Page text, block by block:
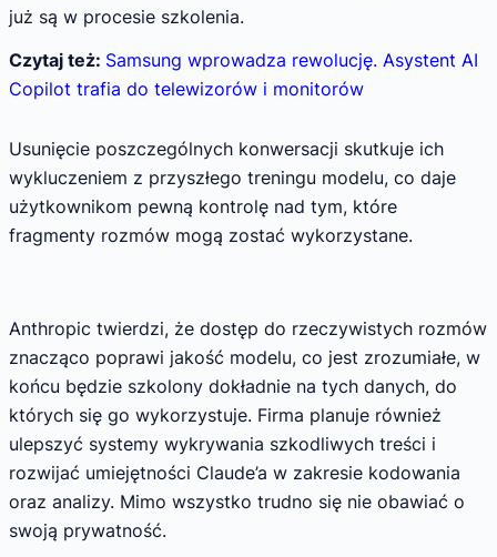
już są w procesie szkolenia.
Czytaj też: Samsung wprowadza rewolucję. Asystent AI
Copilot trafia do telewizorów i monitorów
Usunięcie poszczególnych konwersacji skutkuje ich
wykluczeniem z przyszłego treningu modelu, co daje
użytkownikom pewną kontrolę nad tym, które
fragmenty rozmów mogą zostać wykorzystane.
Anthropic twierdzi, że dostęp do rzeczywistych rozmów
znacząco poprawi jakość modelu, co jest zrozumiałe, w
końcu będzie szkolony dokładnie na tych danych, do
których się go wykorzystuje. Firma planuje również
ulepszyć systemy wykrywania szkodliwych treści i
rozwijać umiejętności Claude’a w zakresie kodowania
oraz analizy. Mimo wszystko trudno się nie obawiać o
swoją prywatność.